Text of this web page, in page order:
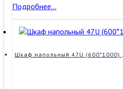
Шкаф
22U
(600*800)
стекло
Подробнее…
Шкаф напольный 47U (600*1000)